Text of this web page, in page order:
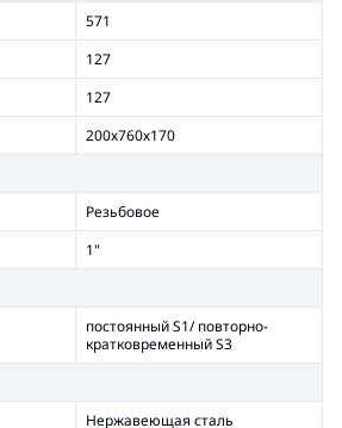
571
127
127
200х760х170
Резьбовое
1"
постоянный S1/ повторно-
кратковременный S3
Нержавеющая сталь